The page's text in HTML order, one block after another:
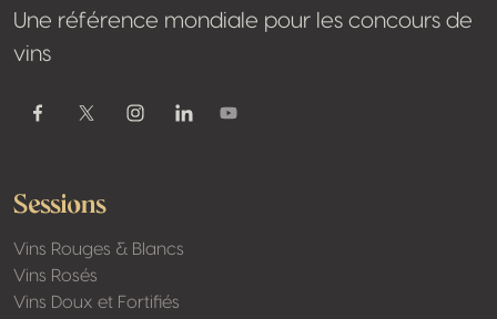
Une référence mondiale pour les concours de
vins
FacebookTwitter / XInstagramLinkedinYoutube
Sessions
Vins Rouges & Blancs
Vins Rosés
Vins Doux et Fortifiés